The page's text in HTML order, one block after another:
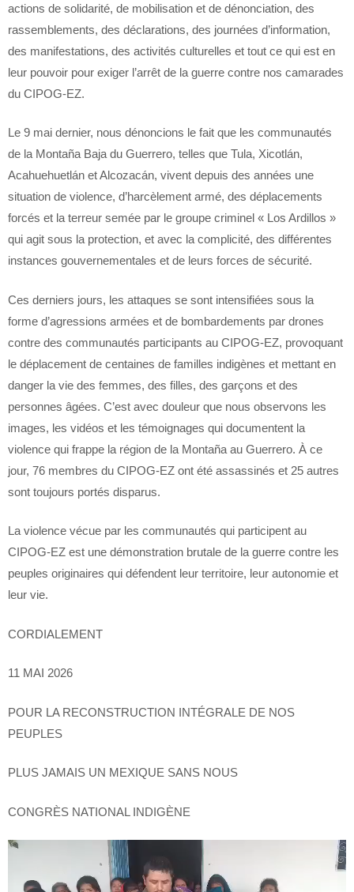
actions de solidarité, de mobilisation et de dénonciation, des
rassemblements, des déclarations, des journées d’information,
des manifestations, des activités culturelles et tout ce qui est en
leur pouvoir pour exiger l’arrêt de la guerre contre nos camarades
du CIPOG-EZ.
Le 9 mai dernier, nous dénoncions le fait que les communautés
de la Montaña Baja du Guerrero, telles que Tula, Xicotlán,
Acahuehuetlán et Alcozacán, vivent depuis des années une
situation de violence, d’harcèlement armé, des déplacements
forcés et la terreur semée par le groupe criminel « Los Ardillos »
qui agit sous la protection, et avec la complicité, des différentes
instances gouvernementales et de leurs forces de sécurité.
Ces derniers jours, les attaques se sont intensifiées sous la
forme d’agressions armées et de bombardements par drones
contre des communautés participants au CIPOG-EZ, provoquant
le déplacement de centaines de familles indigènes et mettant en
danger la vie des femmes, des filles, des garçons et des
personnes âgées. C’est avec douleur que nous observons les
images, les vidéos et les témoignages qui documentent la
violence qui frappe la région de la Montaña au Guerrero. À ce
jour, 76 membres du CIPOG-EZ ont été assassinés et 25 autres
sont toujours portés disparus.
La violence vécue par les communautés qui participent au
CIPOG-EZ est une démonstration brutale de la guerre contre les
peuples originaires qui défendent leur territoire, leur autonomie et
leur vie.
CORDIALEMENT
11 MAI 2026
POUR LA RECONSTRUCTION INTÉGRALE DE NOS
PEUPLES
PLUS JAMAIS UN MEXIQUE SANS NOUS
CONGRÈS NATIONAL INDIGÈNE